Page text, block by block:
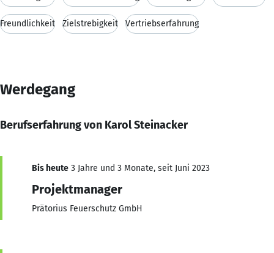
Freundlichkeit Zielstrebigkeit Vertriebserfahrung
Werdegang
Berufserfahrung von Karol Steinacker
Bis heute 3 Jahre und 3 Monate, seit Juni 2023
Projektmanager
Prätorius Feuerschutz GmbH